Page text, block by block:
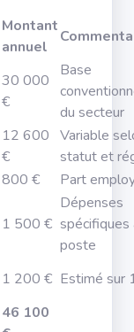
Montant
annuel
30 000
€
Base
du secteur
12 600
€
Variable
statut et
800 €
Part
1 500 €
Dépenses
spécifiques
poste
1 200 € Estimé sur
46 100